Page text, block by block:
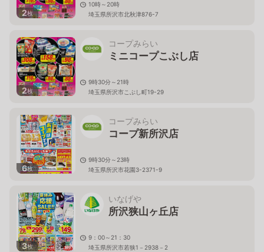
2枚
10時～20時
埼玉県所沢市北秋津876-7
2枚
コープみらい
ミニコープこぶし店
9時30分～21時
埼玉県所沢市こぶし町19-29
6枚
コープみらい
コープ新所沢店
9時30分～23時
埼玉県所沢市花園3-2371-9
3枚
いなげや
所沢狭山ヶ丘店
9：00～21：30
埼玉県所沢市若狭1－2938－2